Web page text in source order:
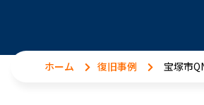
ホーム 復旧事例 宝塚市